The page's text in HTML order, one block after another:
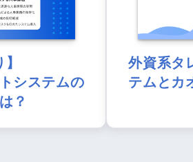
システムの
？
外資系タ
テムとカ